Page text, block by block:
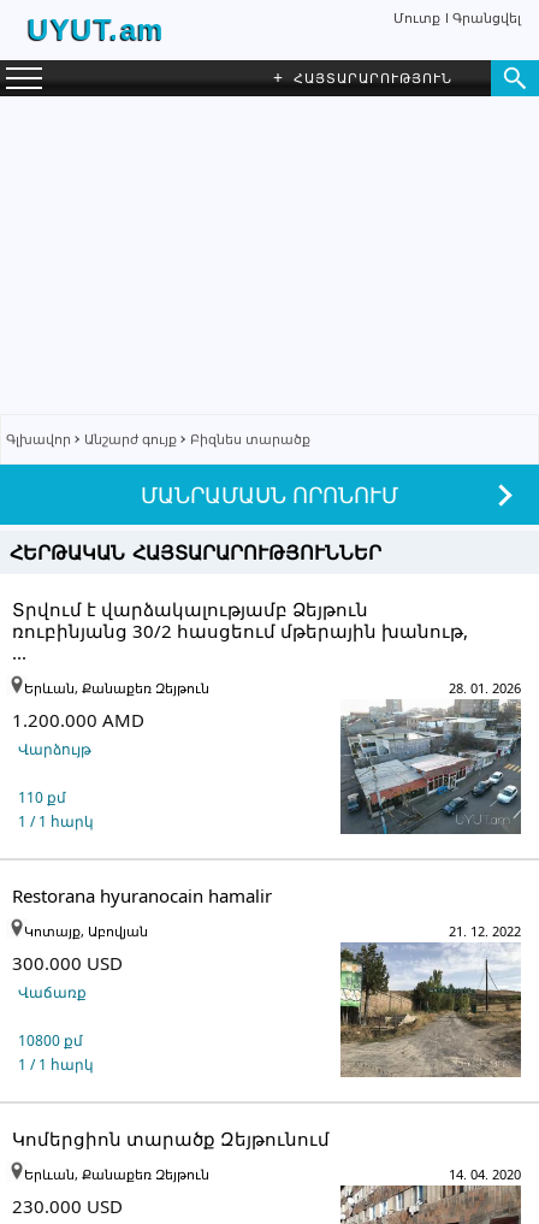
UYUT.am Մուտք Գրանցվել
+ ՀԱՅՏԱՐԱՐՈՒԹՅՈՒՆ
Գլխավոր Անշարժ գույք Բիզնես տարածք
ՄԱՆՐԱՄԱՍՆ ՈՐՈՆՈՒՄ
ՀԵՐԹԱԿԱՆ ՀԱՅՏԱՐԱՐՈՒԹՅՈՒՆՆԵՐ
Տրվում է վարձակալությամբ Ձեյթուն
ռուբինյանց 30/2 հասցեում մթերային խանութ,
...
1.200.000 AMD
Վարձույթ
110 քմ
1 / 1 հարկ
28. 01. 2026
Երևան, Քանաքեռ Զեյթուն
Restorana hyuranocain hamalir
300.000 USD
Վաճառք
10800 քմ
1 / 1 հարկ
21. 12. 2022
Կոտայք, Աբովյան
Կոմերցիոն տարածք Զեյթունում
230.000 USD
14. 04. 2020
Երևան, Քանաքեռ Զեյթուն